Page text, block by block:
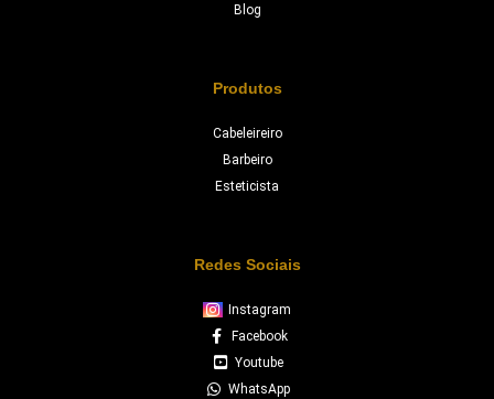
Blog
Produtos
Cabeleireiro
Barbeiro
Esteticista
Redes Sociais
Instagram
Facebook
Youtube
WhatsApp